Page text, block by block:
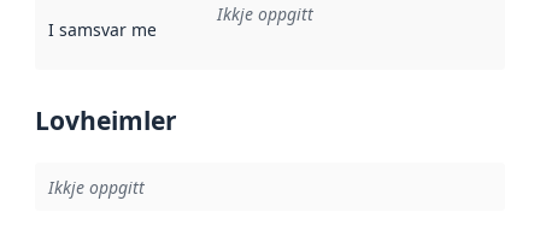
I samsvar med Referanse til ei implementeringsregel eller
Ikkje oppgitt
Lovheimler
Ikkje oppgitt